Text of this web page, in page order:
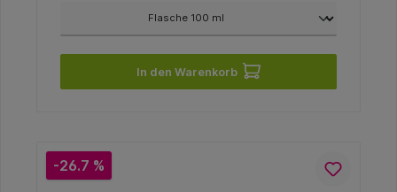
In den Warenkorb
-26.7 %